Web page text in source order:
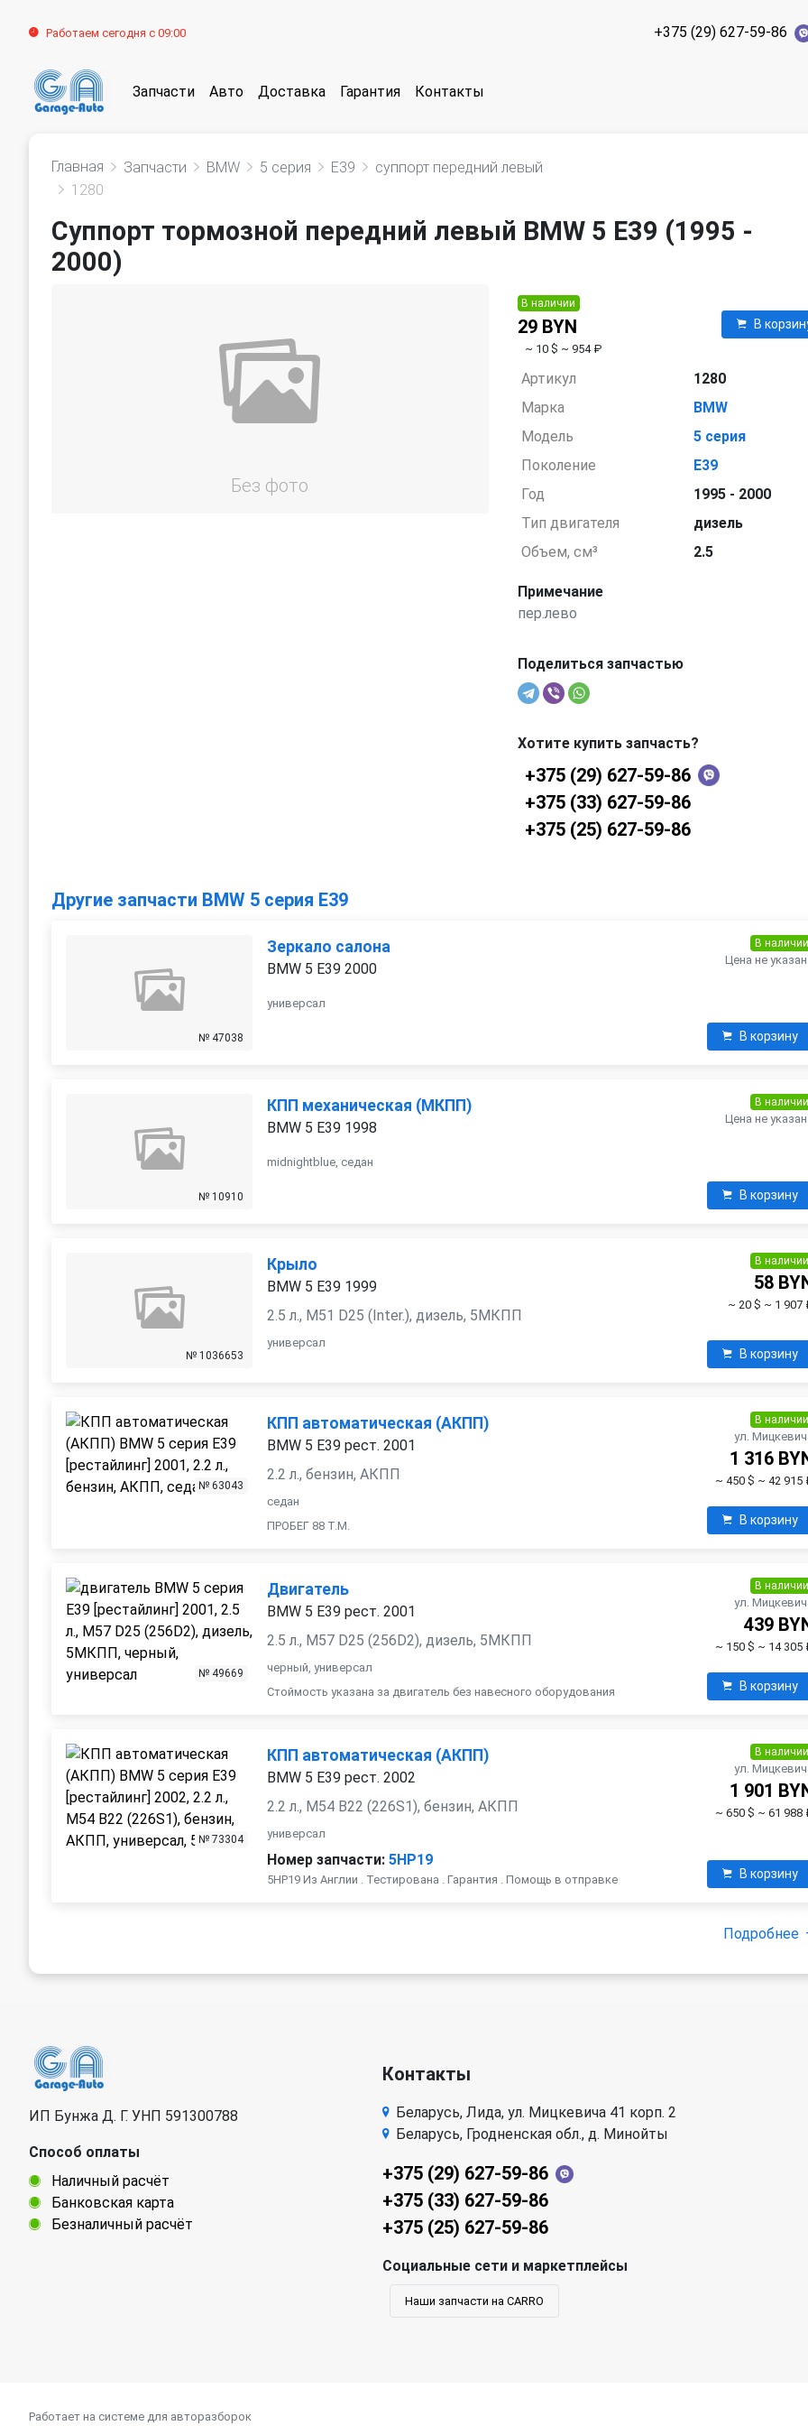
Работаем сегодня с 09:00 +375 (29) 627-59-86
Запчасти Авто Доставка Гарантия Контакты
Главная Запчасти BMW 5 серия E39
суппорт передний левый
1280
Суппорт тормозной передний левый BMW 5 E39 (1995 -
2000)
Без фото
В наличии
29 BYN
~ 10 $ ~ 954 ₽
В
Артикул
1280
Марка
BMW
Модель
5 серия
Поколение
E39
Год
1995 - 2000
Тип двигателя
дизель
Объем, см³
2.5
Примечание
пер.лево
Поделиться запчастью
Хотите купить запчасть?
+375 (29) 627-59-86
+375 (33) 627-59-86
+375 (25) 627-59-86
Другие запчасти BMW 5 серия E39
№ 47038
Зеркало салона
BMW 5 E39 2000
универсал
В наличии
Цена не
В корзину
№ 10910
КПП механическая (МКПП)
BMW 5 E39 1998
midnightblue, седан
В наличии
Цена не
В корзину
№ 1036653
Крыло
BMW 5 E39 1999
2.5 л., M51 D25 (Inter.), дизель, 5МКПП
универсал
В наличии
58
~ 20 $ ~ 1 907
В корзину
№ 63043
КПП автоматическая (АКПП)
BMW 5 E39 рест. 2001
2.2 л., бензин, АКПП
седан
ПРОБЕГ 88 Т.М.
В наличии
ул.
1 316
~ 450 $ ~ 42 915
В корзину
№ 49669
Двигатель
BMW 5 E39 рест. 2001
2.5 л., M57 D25 (256D2), дизель, 5МКПП
черный, универсал
Стоймость указана за двигатель без навесного оборудования
В наличии
ул.
439
~ 150 $ ~ 14 305
В корзину
№ 73304
КПП автоматическая (АКПП)
BMW 5 E39 рест. 2002
2.2 л., M54 B22 (226S1), бензин, АКПП
универсал
Номер запчасти: 5HP19
5HP19 Из Англии . Тестирована . Гарантия . Помощь в отправке
В наличии
ул.
1 901
~ 650 $ ~ 61 988
В корзину
Подробнее
ИП Бунжа Д. Г. УНП 591300788
Способ оплаты
Наличный расчёт
Банковская карта
Безналичный расчёт
Контакты
Беларусь, Лида, ул. Мицкевича 41 корп. 2
Беларусь, Гродненская обл., д. Минойты
+375 (29) 627-59-86
+375 (33) 627-59-86
+375 (25) 627-59-86
Социальные сети и маркетплейсы
Наши запчасти на CARRO
Работает на системе для авторазборок